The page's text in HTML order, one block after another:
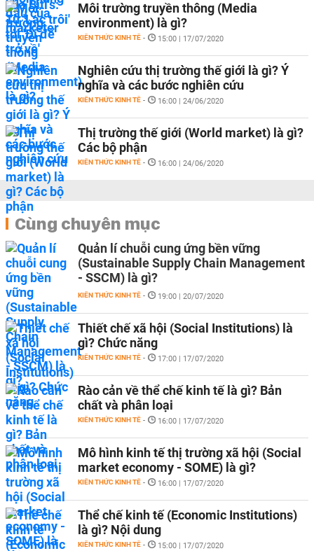
Môi trường truyền thông (Media
environment) là gì?
KIẾN THỨC KINH TẾ - 15:00 | 17/07/2020
Nghiên cứu thị trường thế giới là gì? Ý
nghĩa và các bước nghiên cứu
KIẾN THỨC KINH TẾ - 16:00 | 24/06/2020
Thị trường thế giới (World market) là gì?
Các bộ phận
KIẾN THỨC KINH TẾ - 16:00 | 24/06/2020
Cùng chuyên mục
Quản lí chuỗi cung ứng bền vững
(Sustainable Supply Chain Management
- SSCM) là gì?
KIẾN THỨC KINH TẾ - 19:00 | 20/07/2020
Thiết chế xã hội (Social Institutions) là
gì? Chức năng
KIẾN THỨC KINH TẾ - 17:00 | 17/07/2020
Rào cản về thể chế kinh tế là gì? Bản
chất và phân loại
KIẾN THỨC KINH TẾ - 16:00 | 17/07/2020
Mô hình kinh tế thị trường xã hội (Social
market economy - SOME) là gì?
KIẾN THỨC KINH TẾ - 16:00 | 17/07/2020
Thể chế kinh tế (Economic Institutions)
là gì? Nội dung
KIẾN THỨC KINH TẾ - 15:00 | 17/07/2020